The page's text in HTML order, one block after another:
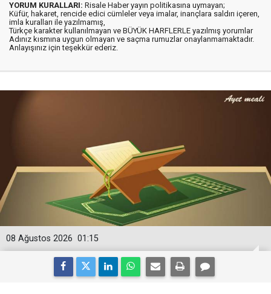
YORUM KURALLARI: Risale Haber yayın politikasına uymayan;
Küfür, hakaret, rencide edici cümleler veya imalar, inançlara saldırı içeren,
imla kuralları ile yazılmamış,
Türkçe karakter kullanılmayan ve BÜYÜK HARFLERLE yazılmış yorumlar
Adınız kısmına uygun olmayan ve saçma rumuzlar onaylanmamaktadır.
Anlayışınız için teşekkür ederiz.
01:15
08 Ağustos 2026